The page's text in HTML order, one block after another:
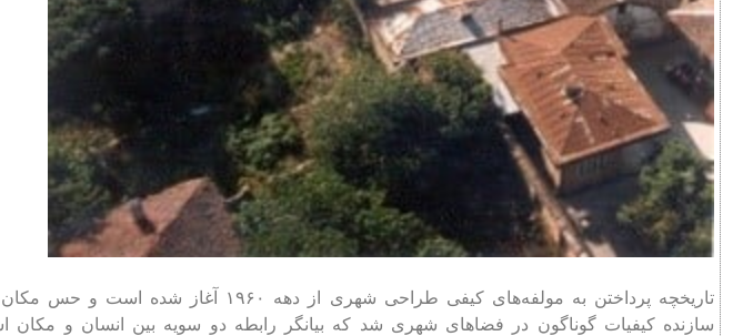
تاریخچه پرداختن به مولفه‌های کیفی طراحی شهری از
سازنده کیفیات گوناگون در فضاهای شهری شد که بیانگر رابطه دو سویه بین انسان و